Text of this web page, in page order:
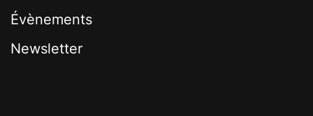
Évènements
Newsletter